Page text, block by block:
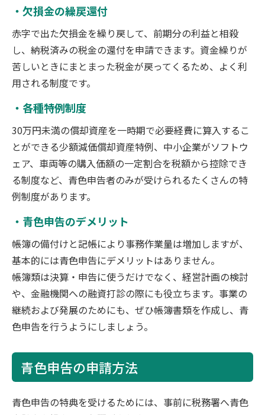
欠損金の繰戻還付
赤字で出た欠損金を繰り戻して、前期分の利益と相殺
し、納税済みの税金の還付を申請できます。資金繰りが
苦しいときにまとまった税金が戻ってくるため、よく利
用される制度です。
各種特例制度
30万円未満の償却資産を一時期で必要経費に算入するこ
とができる少額減価償却資産特例、中小企業がソフトウ
ェア、車両等の購入価額の一定割合を税額から控除でき
る制度など、青色申告者のみが受けられるたくさんの特
例制度があります。
青色申告のデメリット
帳簿の備付けと記帳により事務作業量は増加しますが、
基本的には青色申告にデメリットはありません。
帳簿類は決算・申告に使うだけでなく、経営計画の検討
や、金融機関への融資打診の際にも役立ちます。事業の
継続および発展のためにも、ぜひ帳簿書類を作成し、青
色申告を行うようにしましょう。
青色申告の申請方法
青色申告の特典を受けるためには、事前に税務署へ青色